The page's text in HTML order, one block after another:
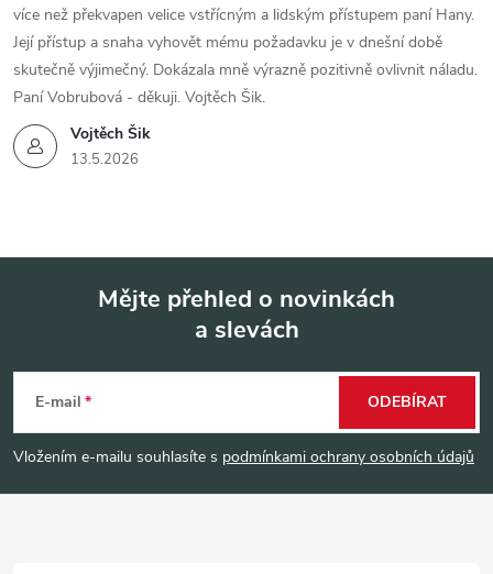
Vojtěch Šik
13.5.2026
více než překvapen velice vstřícným a lidským přístupem paní Hany.
Její přístup a snaha vyhovět mému požadavku je v dnešní době
skutečně výjimečný. Dokázala mně výrazně pozitivně ovlivnit náladu.
Paní Vobrubová - děkuji. Vojtěch Šik.
p
a
Mějte přehled o novinkách
a slevách
E-mail
Vložením e-mailu souhlasíte s podmínkami ochrany osobních údajů
ODEBÍRAT